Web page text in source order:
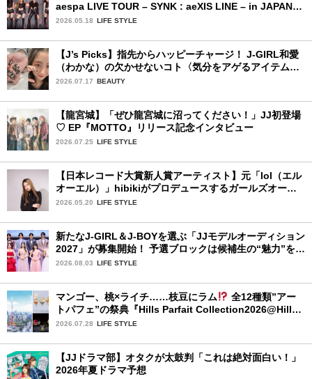
aespa LIVE TOUR – SYNK : aeXIS LINE – in JAPAN
[SPECIAL EDITION DOME TOUR] 」東京ドーム公演2
2026.05.18 LIFE STYLE
【J’s Picks】指先からハッピーチャージ！ J-GIRL和愛
（わかな）の欠かせないコト〈気分をアゲるアイテム＆
ルーティーン〉
2026.07.17 BEAUTY
【龍宮城】「ぜひ龍宮城に沼ってください！」JJ初登場
♡ EP『MOTTO』リリース記念インタビュー
2026.07.25 LIFE STYLE
【日本レコード大賞新人賞アーティスト】元「lol（エル
オーエル）」hibikiがプロデュースするガールズオーデ
ィションが始動！ 応募は5月31日（日）まで
2026.05.20 LIFE STYLE
新たなJ-GIRL＆J-BOYを選ぶ「JJモデルオーディション
2027」が募集開始！ 予選ブロックは候補生の“魅力”を重
視した「新システム」に変わります
2026.08.03 LIFE STYLE
マンゴー、桃×ライチ……枝豆にラム
全12種類”アー
トパフェ”の祭典『Hills Parfait Collection2026@Hills
House』
2026.07.28 LIFE STYLE
【JJドラマ部】オタクが太鼓判「これは絶対面白い！」
2026年夏ドラマ予想